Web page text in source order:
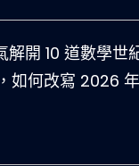
開 10 道數學世
如何改寫 2026